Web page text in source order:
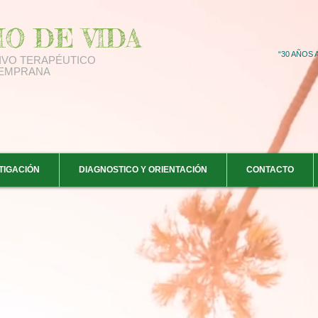
DE VIDA
TERAPÉUTICO
“30 AÑOS
DIAGNOSTICO Y ORIENTACIÓN CONTACTO